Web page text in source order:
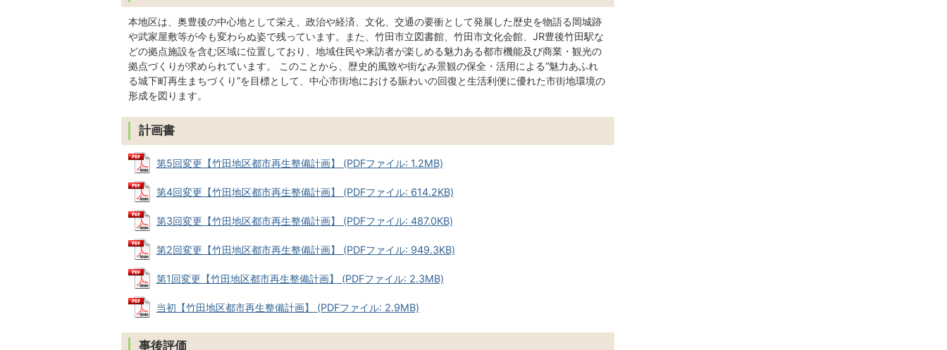
本地区は、奥豊後の中心地として栄え、政治や経済、文化、交通の要衝として発展した歴史を物語る岡城跡
や武家屋敷等が今も変わらぬ姿で残っています。また、竹田市立図書館、竹田市文化会館、JR豊後竹田駅な
どの拠点施設を含む区域に位置しており、地域住民や来訪者が楽しめる魅力ある都市機能及び商業・観光の
拠点づくりが求められています。 このことから、歴史的風致や街なみ景観の保全・活用による“魅力あふれ
る城下町再生まちづくり”を目標として、中心市街地における賑わいの回復と生活利便に優れた市街地環境の
形成を図ります。
計画書
第5回変更【竹田地区都市再生整備計画】 (PDFファイル: 1.2MB)
第4回変更【竹田地区都市再生整備計画】 (PDFファイル: 614.2KB)
第3回変更【竹田地区都市再生整備計画】 (PDFファイル: 487.0KB)
第2回変更【竹田地区都市再生整備計画】 (PDFファイル: 949.3KB)
第1回変更【竹田地区都市再生整備計画】 (PDFファイル: 2.3MB)
当初【竹田地区都市再生整備計画】 (PDFファイル: 2.9MB)
事後評価